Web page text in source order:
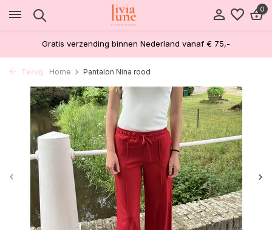
0
Gratis verzending binnen Nederland vanaf € 75,-
Terug Home Pantalon Nina rood